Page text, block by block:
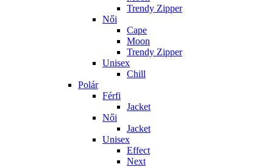
Trendy Zipper
Női
Cape
Moon
Trendy Zipper
Unisex
Chill
Polár
Férfi
Jacket
Női
Jacket
Unisex
Effect
Next